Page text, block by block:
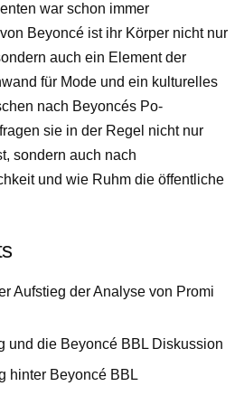
war schon immer
Beyoncé ist ihr Körper nicht nur
auch ein Element der
für Mode und ein kulturelles
nach Beyoncés Po-
sie in der Regel nicht nur
sondern auch nach
und wie Ruhm die öffentliche
Aufstieg der Analyse von Promi
und die Beyoncé BBL Diskussion
hinter Beyoncé BBL